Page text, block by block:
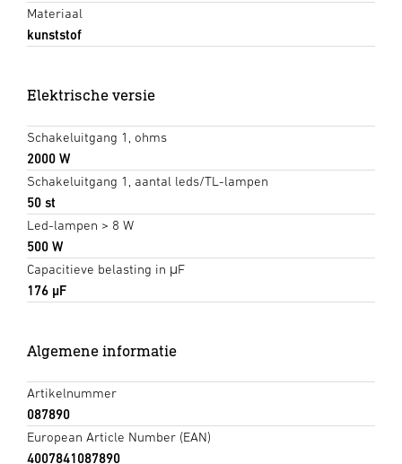
Materiaal
kunststof
Elektrische versie
Schakeluitgang 1, ohms
2000 W
Schakeluitgang 1, aantal leds/TL-lampen
50 st
Led-lampen > 8 W
500 W
Capacitieve belasting in μF
176 µF
Algemene informatie
Artikelnummer
087890
European Article Number (EAN)
4007841087890